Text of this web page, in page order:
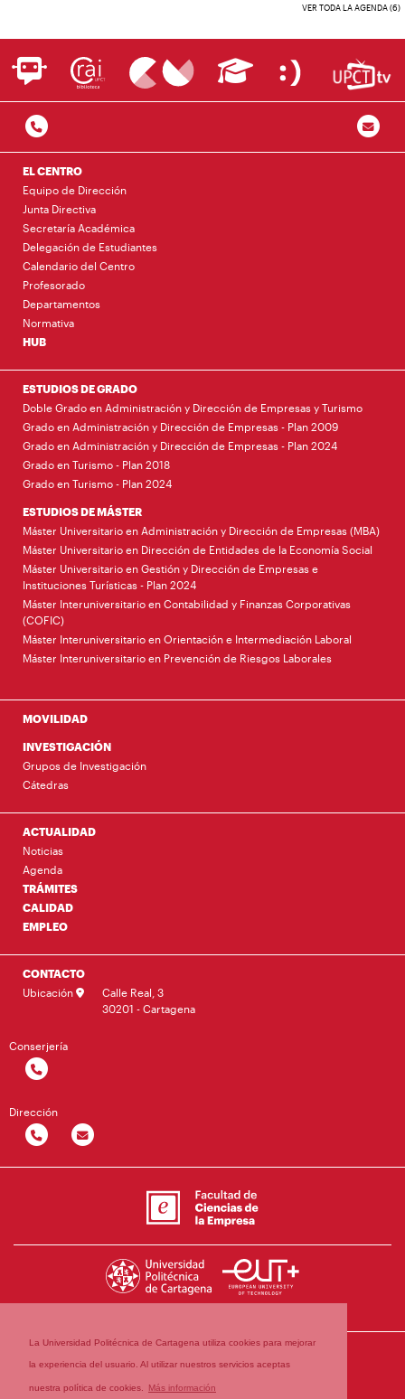
La Universidad Politécnica de Cartagena utiliza cookies para mejorar
la experiencia del usuario. Al utilizar nuestros servicios aceptas
nuestra política de cookies. Más información
VER TODA LA AGENDA (6)
EL CENTRO
Equipo de Dirección
Junta Directiva
Secretaría Académica
Delegación de Estudiantes
Calendario del Centro
Profesorado
Departamentos
Normativa
HUB
ESTUDIOS DE GRADO
Doble Grado en Administración y Dirección de Empresas y Turismo
Grado en Administración y Dirección de Empresas - Plan 2009
Grado en Administración y Dirección de Empresas - Plan 2024
Grado en Turismo - Plan 2018
Grado en Turismo - Plan 2024
ESTUDIOS DE MÁSTER
Máster Universitario en Administración y Dirección de Empresas (MBA)
Máster Universitario en Dirección de Entidades de la Economía Social
Máster Universitario en Gestión y Dirección de Empresas e
Instituciones Turísticas - Plan 2024
Máster Interuniversitario en Contabilidad y Finanzas Corporativas
(COFIC)
Máster Interuniversitario en Orientación e Intermediación Laboral
Máster Interuniversitario en Prevención de Riesgos Laborales
MOVILIDAD
INVESTIGACIÓN
Grupos de Investigación
Cátedras
ACTUALIDAD
Noticias
Agenda
TRÁMITES
CALIDAD
EMPLEO
CONTACTO
Ubicación
Calle Real, 3
30201 - Cartagena
Conserjería
Dirección